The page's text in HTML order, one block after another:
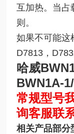
互加热。当占
则。
如果不可能这
D7813，
哈威
BWN1A-
常规型号
询客服联
相关产品部分